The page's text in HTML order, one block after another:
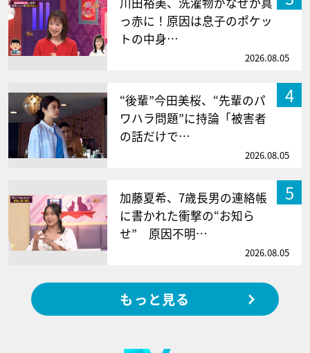
っ赤に！原因は息子のポケッ
トの中身…
2026.08.05
4
“後輩”今田美桜、“先輩のパ
ワハラ問題”に持論「被害者
の話だけで…
2026.08.05
5
加藤夏希、7歳長男の連絡帳
に書かれた衝撃の“お知ら
せ” 原因不明…
2026.08.05
もっと見る